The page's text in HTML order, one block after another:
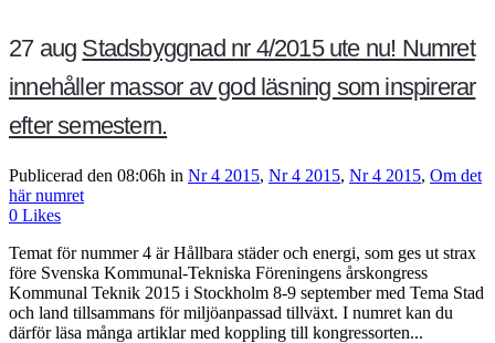
27 aug Stadsbyggnad nr 4/2015 ute nu! Numret
innehåller massor av god läsning som inspirerar
efter semestern.
Publicerad den 08:06h in Nr 4 2015, Nr 4 2015, Nr 4 2015, Om det
här numret
0 Likes
Temat för nummer 4 är Hållbara städer och energi, som ges ut strax
före Svenska Kommunal-Tekniska Föreningens årskongress
Kommunal Teknik 2015 i Stockholm 8-9 september med Tema Stad
och land tillsammans för miljöanpassad tillväxt. I numret kan du
därför läsa många artiklar med koppling till kongressorten...